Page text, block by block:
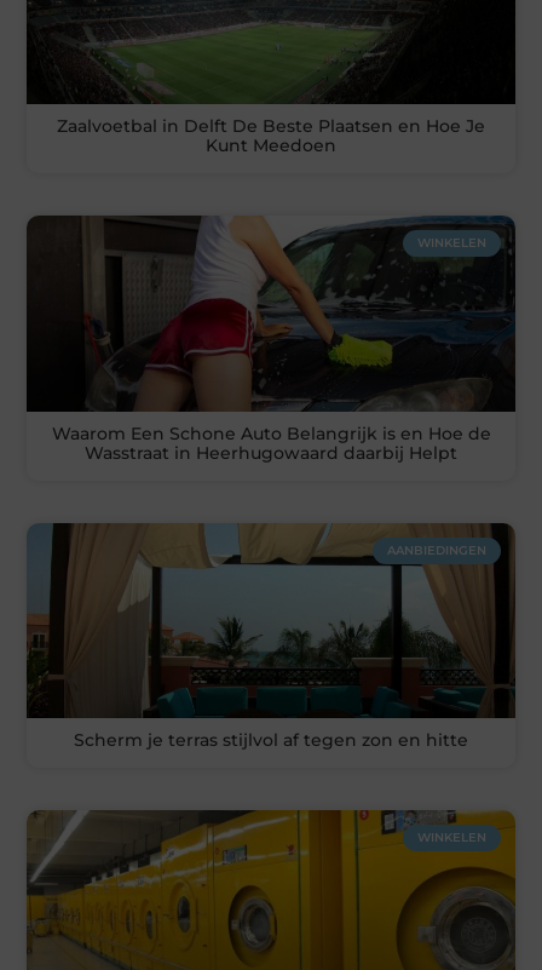
Zaalvoetbal in Delft De Beste Plaatsen en Hoe Je
Kunt Meedoen
WINKELEN
Waarom Een Schone Auto Belangrijk is en Hoe de
Wasstraat in Heerhugowaard daarbij Helpt
AANBIEDINGEN
Scherm je terras stijlvol af tegen zon en hitte
WINKELEN